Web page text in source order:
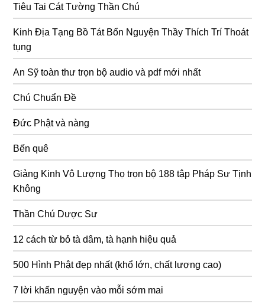
Tiêu Tai Cát Tường Thần Chú
Kinh Địa Tạng Bồ Tát Bổn Nguyện Thầy Thích Trí Thoát
tụng
An Sỹ toàn thư trọn bộ audio và pdf mới nhất
Chú Chuẩn Đề
Đức Phật và nàng
Bến quê
Giảng Kinh Vô Lượng Thọ trọn bộ 188 tập Pháp Sư Tịnh
Không
Thần Chú Dược Sư
12 cách từ bỏ tà dâm, tà hạnh hiệu quả
500 Hình Phật đẹp nhất (khổ lớn, chất lượng cao)
7 lời khấn nguyện vào mỗi sớm mai